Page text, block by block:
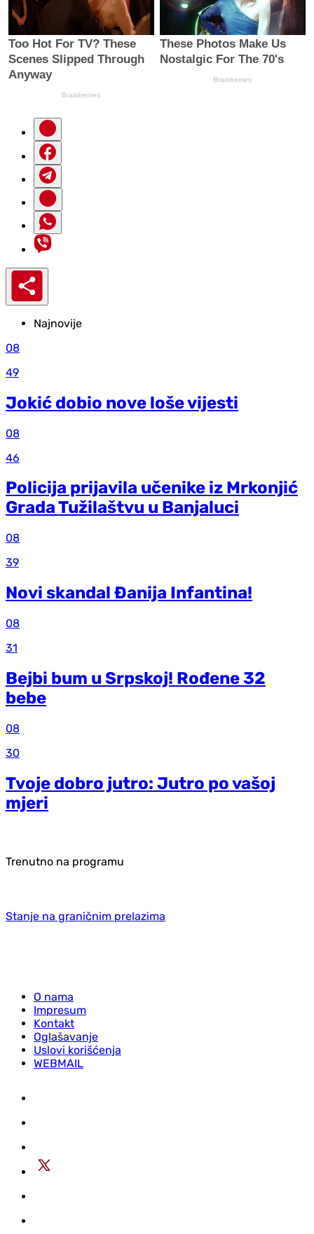
Najnovije
08
49
Jokić dobio nove loše vijesti
08
46
Policija prijavila učenike iz Mrkonjić
Grada Tužilaštvu u Banjaluci
08
39
Novi skandal Đanija Infantina!
08
31
Bejbi bum u Srpskoj! Rođene 32
bebe
08
30
Tvoje dobro jutro: Jutro po vašoj
mjeri
Trenutno na programu
Stanje na graničnim prelazima
O nama
Impresum
Kontakt
Oglašavanje
Uslovi korišćenja
WEBMAIL